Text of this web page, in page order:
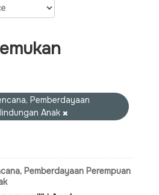
Pemberdayaan
Anak
Pemberdayaan Perempuan